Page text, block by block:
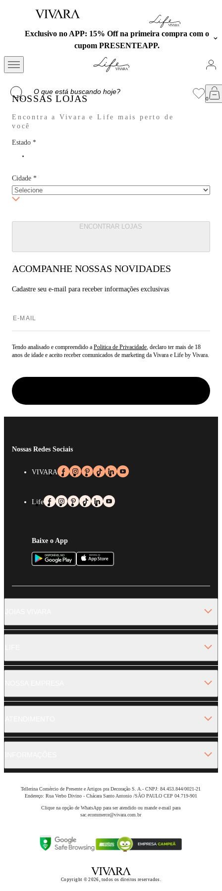
Exclusivo no APP: 15% Off na primeira compra com o
cupom PRESENTEAPP.
NOSSAS LOJAS
Encontra a Vivara e Life mais perto de
você
Estado *
Cidade *
ENCONTRAR LOJAS
ACOMPANHE NOSSAS NOVIDADES
Cadastre seu e-mail para receber informações exclusivas
Tendo analisado e compreendido a Politica de Privacidade, declaro ter mais de 18
anos de idade e aceito receber comunicados de marketing da Vivara e Life by Vivara.
Nossas Redes Sociais
VIVARA
Life
Baixe o App
Tellerina Comércio de Presente e Artigos pra Decoração S. A.- CNPJ: 84.453.844/0021-21
Endereço: Rua Verbo Divino - Chácara Santo Antonio /SÃO PAULO CEP 04.719-901
Clique na opção de WhatsApp para ser atendido ou mande e-mail para
sac.ecommerce@vivara.com.br
Copyright © 2026, todos os direitos reservados.